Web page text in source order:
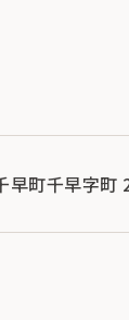
早町千早字町